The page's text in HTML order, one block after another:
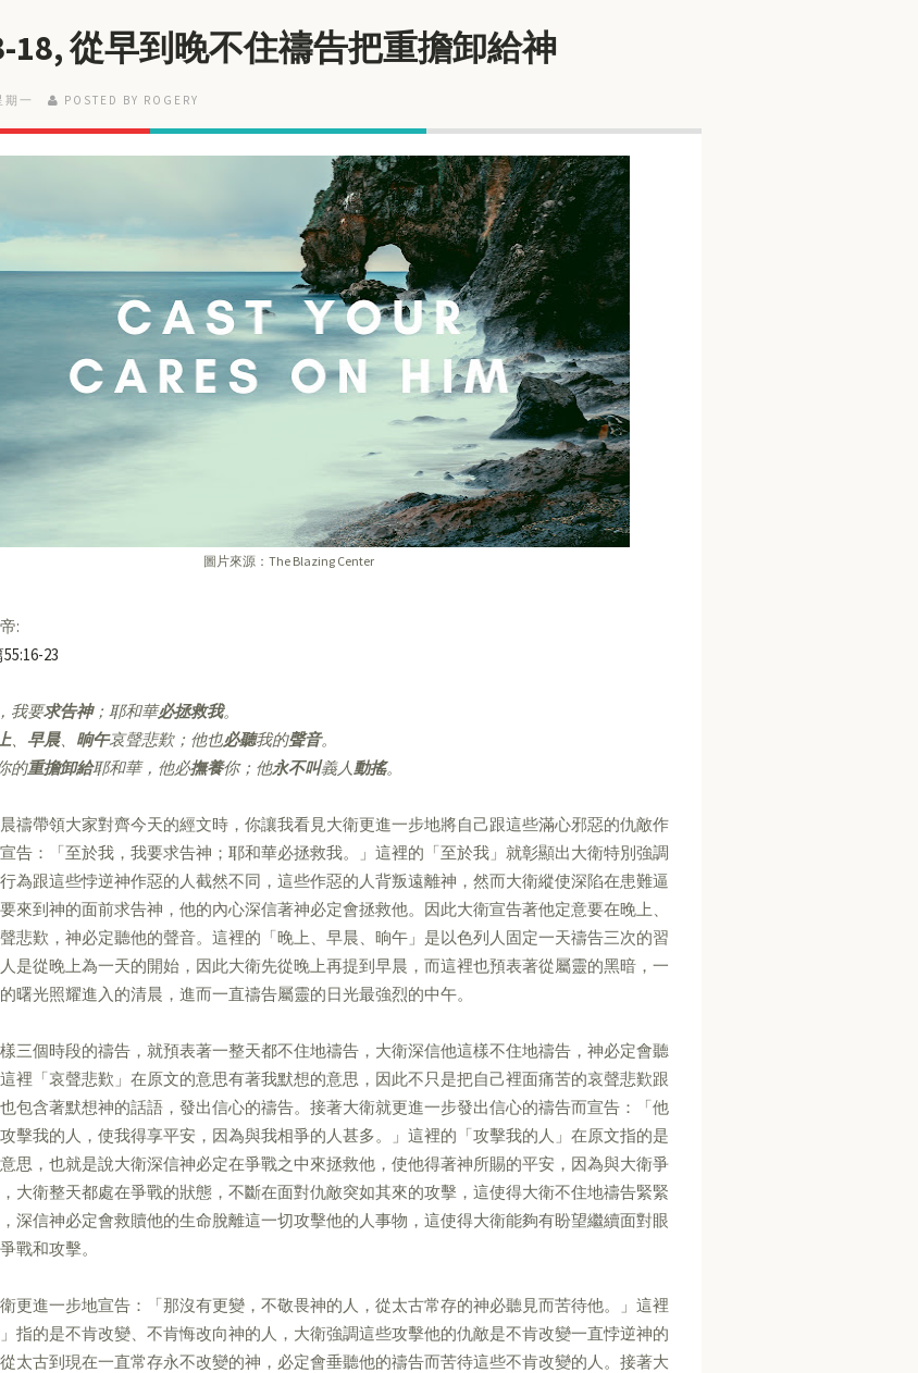
18, 從早到晚不住禱告把重擔卸給神
期一 POSTED BY ROGERY
圖片來源：The Blazing Center
:
23
我要求告神；耶和華必拯救我。
、 早晨、 晌午哀聲悲歎；他也必聽我的聲音。
的重擔卸給耶和華，他必撫養你；他永不叫義人 動搖。
禱帶領大家對齊今天的經文時，你讓我看見大衛更進一步地將自己跟這些滿心邪惡的仇敵作
告：「至於我，我要求告神；耶和華必拯救我。」這裡的「至於我」就彰顯出大衛特別強調
為跟這些悖逆神作惡的人截然不同，這些作惡的人背叛遠離神，然而大衛縱使深陷在患難逼
來到神的面前求告神，他的內心深信著神必定會拯救他。因此大衛宣告著他定意要在晚上、
悲歎，神必定聽他的聲音。這裡的「晚上、早晨、晌午」是以色列人固定一天禱告三次的習
是從晚上為一天的開始，因此大衛先從晚上再提到早晨，而這裡也預表著從屬靈的黑暗，一
曙光照耀進入的清晨，進而一直禱告屬靈的日光最強烈的中午。
三個時段的禱告，就預表著一整天都不住地禱告，大衛深信他這樣不住地禱告，神必定會聽
裡「哀聲悲歎」在原文的意思有著我默想的意思，因此不只是把自己裡面痛苦的哀聲悲歎跟
包含著默想神的話語，發出信心的禱告。接著大衛就更進一步發出信心的禱告而宣告：「他
擊我的人，使我得享平安，因為與我相爭的人甚多。」這裡的「攻擊我的人」在原文指的是
思，也就是說大衛深信神必定在爭戰之中來拯救他，使他得著神所賜的平安，因為與大衛爭
大衛整天都處在爭戰的狀態，不斷在面對仇敵突如其來的攻擊，這使得大衛不住地禱告緊緊
深信神必定會救贖他的生命脫離這一切攻擊他的人事物，這使得大衛能夠有盼望繼續面對眼
戰和攻擊。
更進一步地宣告：「那沒有更變，不敬畏神的人，從太古常存的神必聽見而苦待他。」這裡
指的是不肯改變、不肯悔改向神的人，大衛強調這些攻擊他的仇敵是不肯改變一直悖逆神的
太古到現在一直常存永不改變的神，必定會垂聽他的禱告而苦待這些不肯改變的人。接著大